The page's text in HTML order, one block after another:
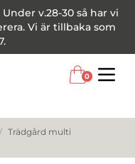
v.28-30 så har vi
Vi är tillbaka som
0
/ Trädgård multi